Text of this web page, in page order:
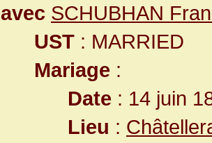
avec SCHUBHAN
UST : MARRIED
Mariage :
Date : 14 juin
Lieu :